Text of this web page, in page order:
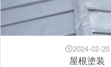
2024-02-20
屋根塗装